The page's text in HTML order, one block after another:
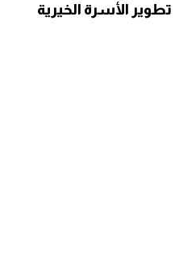
تطوير الأسرة الخيرية